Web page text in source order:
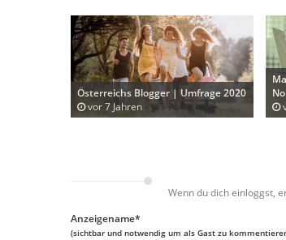
Österreichs Blogger | Umfrage 2020
vor 7 Jahren
Wenn du dich einloggst,
Anzeigename*
(sichtbar und notwendig um als Gast zu